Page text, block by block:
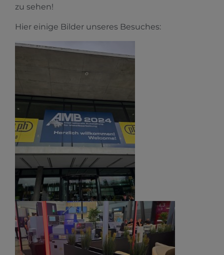
zu sehen!
Hier einige Bilder unseres Besuches: